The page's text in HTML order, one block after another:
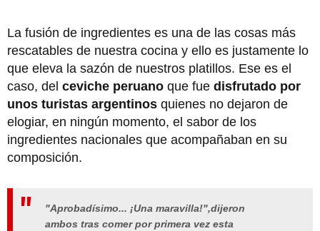
La fusión de ingredientes es una de las cosas más
rescatables de nuestra cocina y ello es justamente lo
que eleva la sazón de nuestros platillos. Ese es el
caso, del ceviche peruano que fue disfrutado por
unos turistas argentinos quienes no dejaron de
elogiar, en ningún momento, el sabor de los
ingredientes nacionales que acompañaban en su
composición.
"Aprobadísimo... ¡Una maravilla!",dijeron
ambos tras comer por primera vez esta